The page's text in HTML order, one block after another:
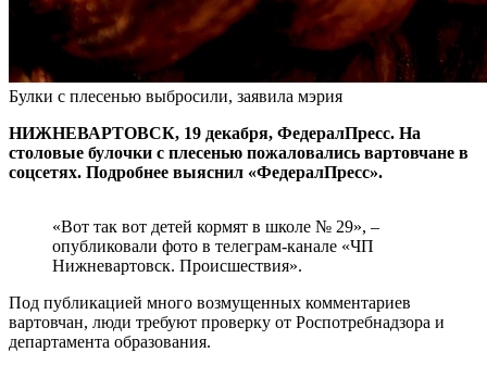
Булки с плесенью выбросили, заявила мэрия
НИЖНЕВАРТОВСК, 19 декабря, ФедералПресс. На
столовые булочки с плесенью пожаловались вартовчане в
соцсетях. Подробнее выяснил «ФедералПресс».
«Вот так вот детей кормят в школе № 29», –
опубликовали фото в телеграм-канале «ЧП
Нижневартовск. Происшествия».
Под публикацией много возмущенных комментариев
вартовчан, люди требуют проверку от Роспотребнадзора и
департамента образования.